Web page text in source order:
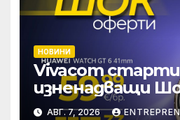
НОВИНИ
Vivacom
изненадващи
през август
АВГ. 7, 2026